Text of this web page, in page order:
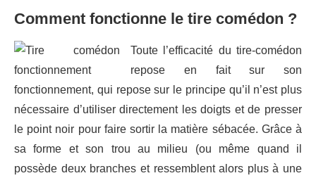
Comment fonctionne le tire comédon ?
Toute l’efficacité du tire-comédon
repose en fait sur son
fonctionnement, qui repose sur le principe qu’il n’est plus
nécessaire d’utiliser directement les doigts et de presser
le point noir pour faire sortir la matière sébacée. Grâce à
sa forme et son trou au milieu (ou même quand il
possède deux branches et ressemblent alors plus à une